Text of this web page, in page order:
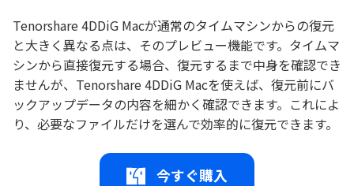
Tenorshare 4DDiG Macが通常のタイムマシンからの復元
と大きく異なる点は、そのプレビュー機能です。タイムマ
シンから直接復元する場合、復元するまで中身を確認でき
ませんが、Tenorshare 4DDiG Macを使えば、復元前にバ
ックアップデータの内容を細かく確認できます。これによ
り、必要なファイルだけを選んで効率的に復元できます。
今すぐ購入